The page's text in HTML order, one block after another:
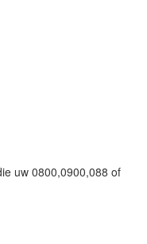
uw 0800,0900,088 of